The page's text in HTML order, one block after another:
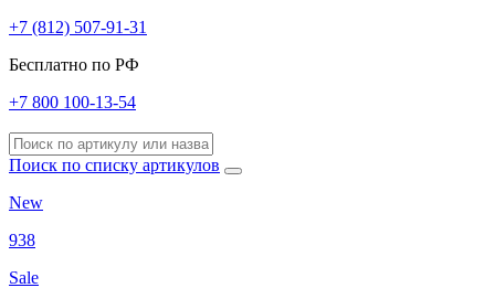
+7 (812) 507-91-31
Бесплатно по РФ
+7 800 100-13-54
Поиск по списку артикулов
New
938
Sale